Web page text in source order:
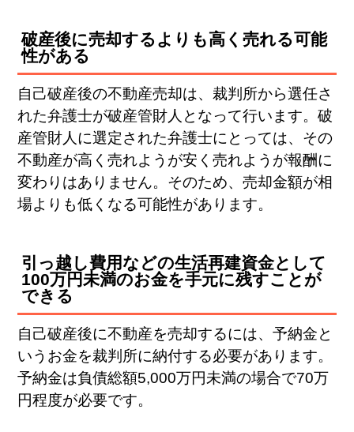
破産後に売却するよりも高く売れる可能
性がある
自己破産後の不動産売却は、裁判所から選任さ
れた弁護士が破産管財人となって行います。破
産管財人に選定された弁護士にとっては、その
不動産が高く売れようが安く売れようが報酬に
変わりはありません。そのため、売却金額が相
場よりも低くなる可能性があります。
引っ越し費用などの生活再建資金として
100万円未満のお金を手元に残すことが
できる
自己破産後に不動産を売却するには、予納金と
いうお金を裁判所に納付する必要があります。
予納金は負債総額5,000万円未満の場合で70万
円程度が必要です。